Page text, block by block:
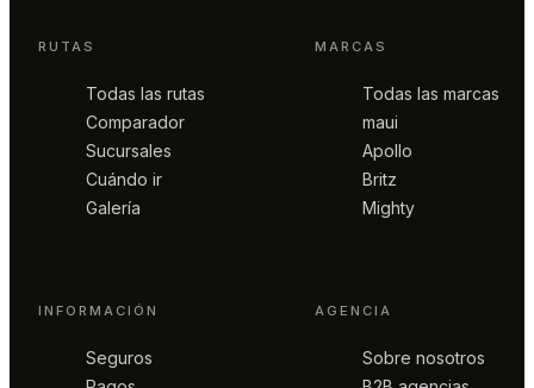
RUTAS
Todas las rutas
Comparador
Sucursales
Cuándo ir
Galería
MARCAS
Todas las marcas
maui
Apollo
Britz
Mighty
INFORMACIÓN
Seguros
AGENCIA
Sobre nosotros